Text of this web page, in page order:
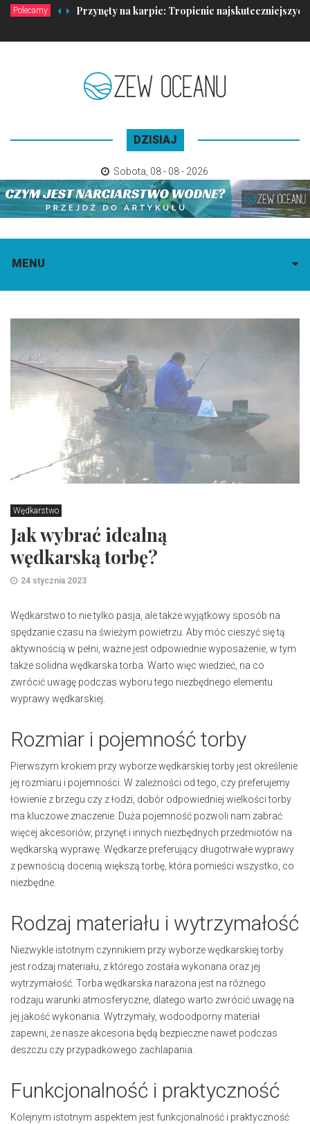
Polecamy Przynęty na karpie: Tropienie
DZISIAJ
Sobota 08 - 08 - 2026
MENU
Wędkarstwo
Jak wybrać idealną
wędkarską torbę?
24 stycznia 2023
Wędkarstwo to nie tylko pasja, ale także wyjątkowy sposób na
spędzanie czasu na świeżym powietrzu. Aby móc cieszyć się tą
aktywnością w pełni, ważne jest odpowiednie wyposażenie, w tym
także solidna wędkarska torba. Warto więc wiedzieć, na co
zwrócić uwagę podczas wyboru tego niezbędnego elementu
wyprawy wędkarskiej.
Rozmiar i pojemność torby
Pierwszym krokiem przy wyborze wędkarskiej torby jest określenie
jej rozmiaru i pojemności. W zależności od tego, czy preferujemy
łowienie z brzegu czy z łodzi, dobór odpowiedniej wielkości torby
ma kluczowe znaczenie. Duża pojemność pozwoli nam zabrać
więcej akcesoriów, przynęt i innych niezbędnych przedmiotów na
wędkarską wyprawę. Wędkarze preferujący długotrwałe wyprawy
z pewnością docenią większą torbę, która pomieści wszystko, co
niezbędne.
Rodzaj materiału i wytrzymałość
Niezwykle istotnym czynnikiem przy wyborze wędkarskiej torby
jest rodzaj materiału, z którego została wykonana oraz jej
wytrzymałość. Torba wędkarska narażona jest na różnego
rodzaju warunki atmosferyczne, dlatego warto zwrócić uwagę na
jej jakość wykonania. Wytrzymały, wodoodporny materiał
zapewni, że nasze akcesoria będą bezpieczne nawet podczas
deszczu czy przypadkowego zachlapania.
Funkcjonalność i praktyczność
Kolejnym istotnym aspektem jest funkcjonalność i praktyczność